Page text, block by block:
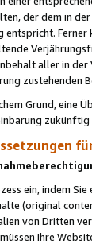
der dem in
entspricht.
aller in
zustehenden
Grund, eine
ein, indem
(original
von Dritten
Ihre